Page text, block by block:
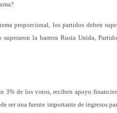
proporcional, los partidos deben
la barrera Rusia Unida,
3% de los votos, reciben apoyo
ser una fuente importante de ingresos